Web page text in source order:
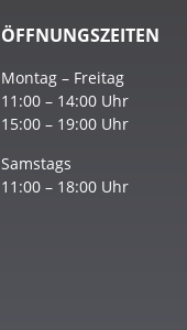
ÖFFNUNGSZEITEN
Montag – Freitag
11:00 – 14:00 Uhr
15:00 – 19:00 Uhr
Samstags
11:00 – 18:00 Uhr